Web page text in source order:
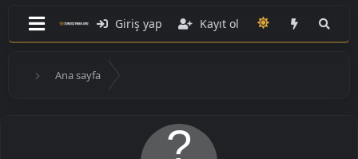
Giriş yap Kayıt ol
Ana sayfa